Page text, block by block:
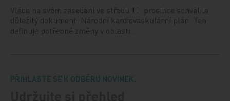
Vláda na svém zasedání ve středu 11. prosince schválila
důležitý dokument, Národní kardiovaskulární plán. Ten
definuje potřebné změny v oblasti…
PŘIHLASTE SE K ODBĚRU NOVINEK.